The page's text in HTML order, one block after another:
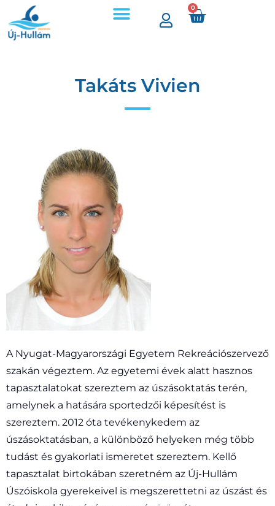
0
Takáts Vivien
A Nyugat-Magyarországi Egyetem Rekreációszervező
szakán végeztem. Az egyetemi évek alatt hasznos
tapasztalatokat szereztem az úszásoktatás terén,
amelynek a hatására sportedzői képesítést is
szereztem. 2012 óta tevékenykedem az
úszásoktatásban, a különböző helyeken még több
tudást és gyakorlati ismeretet szereztem. Kellő
tapasztalat birtokában szeretném az Új-Hullám
Úszóiskola gyerekeivel is megszerettetni az úszást és